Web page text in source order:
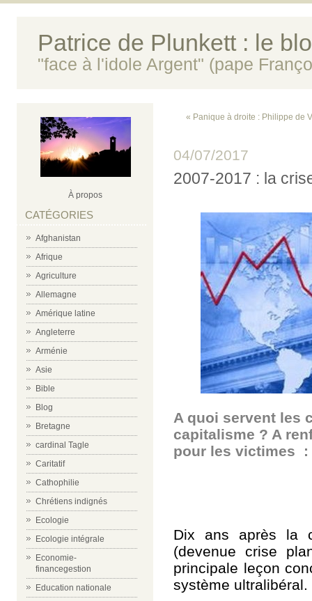
Patrice de Plunkett : le
"face à l'idole Argent" (pape
À propos
CATÉGORIES
Afghanistan
Afrique
Agriculture
Allemagne
Amérique latine
Angleterre
Arménie
Asie
Bible
Blog
Bretagne
cardinal Tagle
Caritatif
Cathophilie
Chrétiens indignés
Ecologie
Ecologie intégrale
Economie-
financegestion
Education nationale
« Panique à droite : Philippe de
04/07/2017
2007-2017 : la
A quoi servent les
capitalisme ? A
pour les victimes :
Dix ans après la
(devenue crise
principale leçon
système ultralibéral.